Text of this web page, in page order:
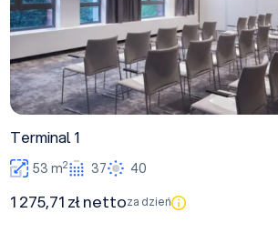
Terminal 1
53 m2 37 40
1 275,71 zł nettoza dzień